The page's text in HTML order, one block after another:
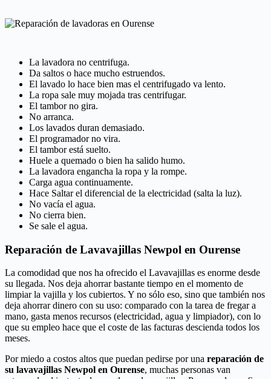
La lavadora no centrifuga.
Da saltos o hace mucho estruendos.
El lavado lo hace bien mas el centrifugado va lento.
La ropa sale muy mojada tras centrifugar.
El tambor no gira.
No arranca.
Los lavados duran demasiado.
El programador no vira.
El tambor está suelto.
Huele a quemado o bien ha salido humo.
La lavadora engancha la ropa y la rompe.
Carga agua continuamente.
Hace Saltar el diferencial de la electricidad (salta la luz).
No vacía el agua.
No cierra bien.
Se sale el agua.
Reparación de Lavavajillas Newpol en Ourense
La comodidad que nos ha ofrecido el Lavavajillas es enorme desde
su llegada. Nos deja ahorrar bastante tiempo en el momento de
limpiar la vajilla y los cubiertos. Y no sólo eso, sino que también nos
deja ahorrar dinero con su uso: comparado con la tarea de fregar a
mano, gasta menos recursos (electricidad, agua y limpiador), con lo
que su empleo hace que el coste de las facturas descienda todos los
meses.
Por miedo a costos altos que puedan pedirse por una reparación de
su lavavajillas Newpol en Ourense, muchas personas van